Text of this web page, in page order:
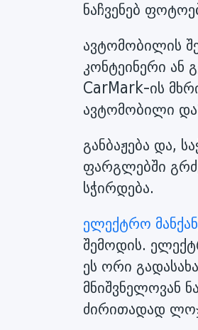
ნაჩვენებ
ავტომობილის
კონტეინერი ან
CarMark-ის
ავტომობილი
განბაჟება და,
ფარგლებში
სჭირდება.
ელექტრო
შემოდის.
ეს ორი
მნიშვნელოვან
ძირითადად